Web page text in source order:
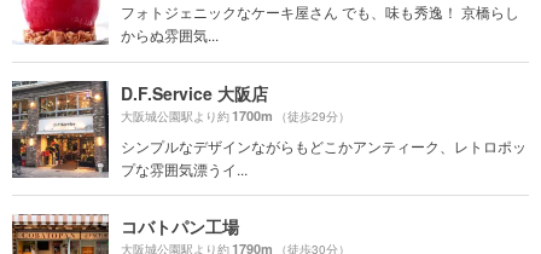
フォトジェニックなケーキ屋さん でも、味も秀逸！ 京橋らし
からぬ雰囲気...
D.F.Service 大阪店
大阪城公園駅より約1700m （徒歩29分）
シンプルなデザインながらもどこかアンティーク、レトロポッ
プな雰囲気漂うイ...
コバトパン工場
大阪城公園駅より約1790m （徒歩30分）